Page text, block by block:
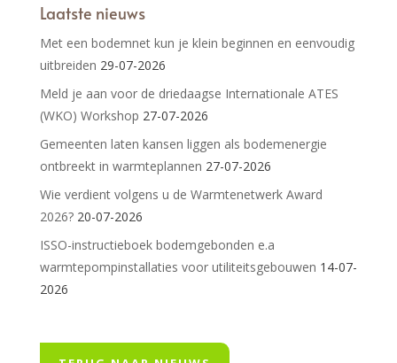
Laatste nieuws
Met een bodemnet kun je klein beginnen en eenvoudig
uitbreiden 29-07-2026
Meld je aan voor de driedaagse Internationale ATES
(WKO) Workshop 27-07-2026
Gemeenten laten kansen liggen als bodemenergie
ontbreekt in warmteplannen 27-07-2026
Wie verdient volgens u de Warmtenetwerk Award
2026? 20-07-2026
ISSO-instructieboek bodemgebonden e.a
warmtepompinstallaties voor utiliteitsgebouwen 14-07-
2026